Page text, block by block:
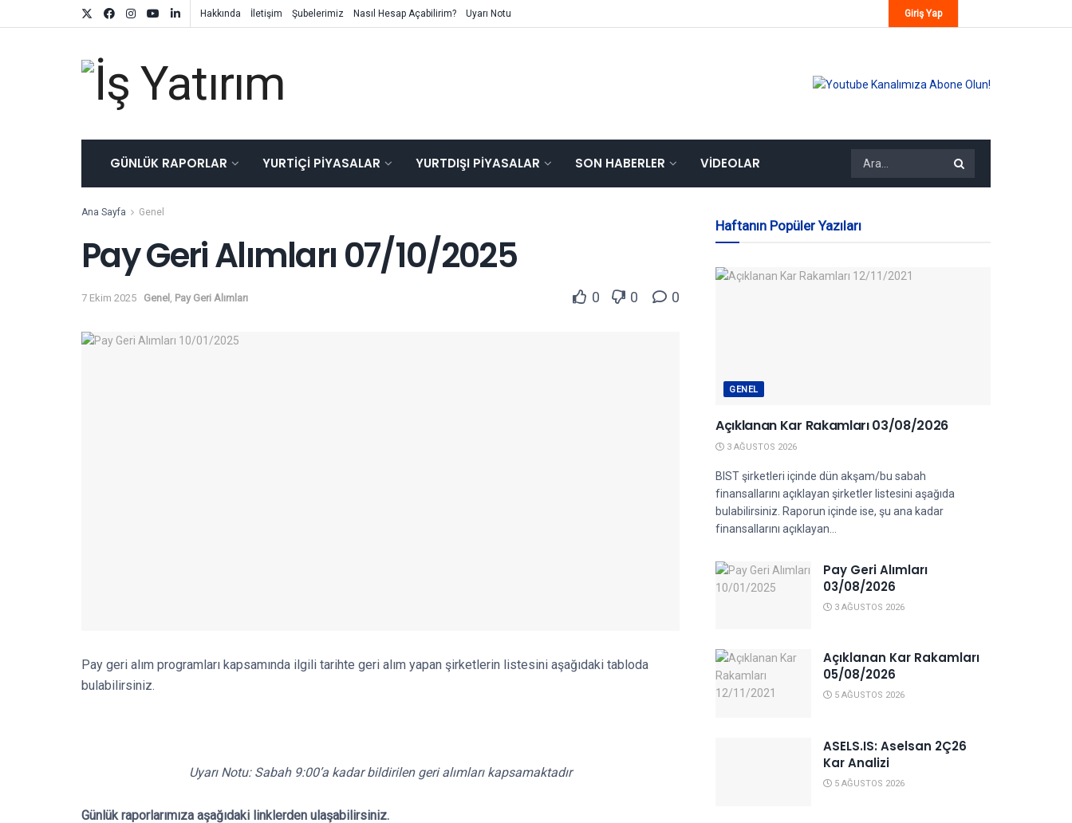
Hakkında İletişim Şubelerimiz Nasıl Hesap Açabilirim? Uyarı Notu Giriş Yap
GÜNLÜK RAPORLAR YURTIÇI PIYASALAR YURTDIŞI PIYASALAR SON HABERLER VIDEOLAR
Ana Sayfa Genel
Pay Geri Alımları 07/10/2025
7 Ekim 2025 Genel Pay Geri Alımları 0 0 0
Pay geri alım programları kapsamında ilgili tarihte geri alım yapan şirketlerin listesini aşağıdaki tabloda
bulabilirsiniz.
Uyarı Notu: Sabah 9:00’a kadar bildirilen geri alımları kapsamaktadır
Günlük raporlarımıza aşağıdaki linklerden ulaşabilirsiniz.
Haftanın Popüler Yazıları
GENEL
Açıklanan Kar Rakamları 03/08/2026
3 AĞUSTOS 2026
BIST şirketleri içinde dün akşam/bu sabah
finansallarını açıklayan şirketler listesini aşağıda
bulabilirsiniz. Raporun içinde ise, şu ana kadar
finansallarını açıklayan...
Pay Geri Alımları
03/08/2026
3 AĞUSTOS 2026
Açıklanan Kar Rakamları
05/08/2026
5 AĞUSTOS 2026
ASELS.IS: Aselsan 2Ç26
Kar Analizi
5 AĞUSTOS 2026